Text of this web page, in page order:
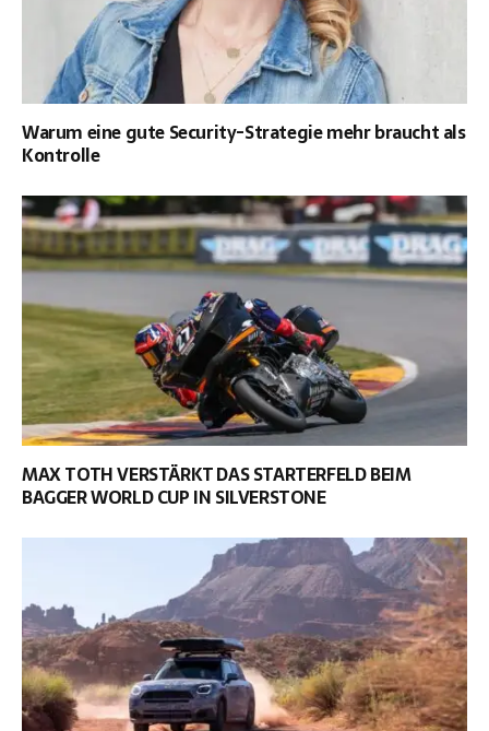
Warum eine gute Security-Strategie mehr braucht als
Kontrolle
MAX TOTH VERSTÄRKT DAS STARTERFELD BEIM
BAGGER WORLD CUP IN SILVERSTONE